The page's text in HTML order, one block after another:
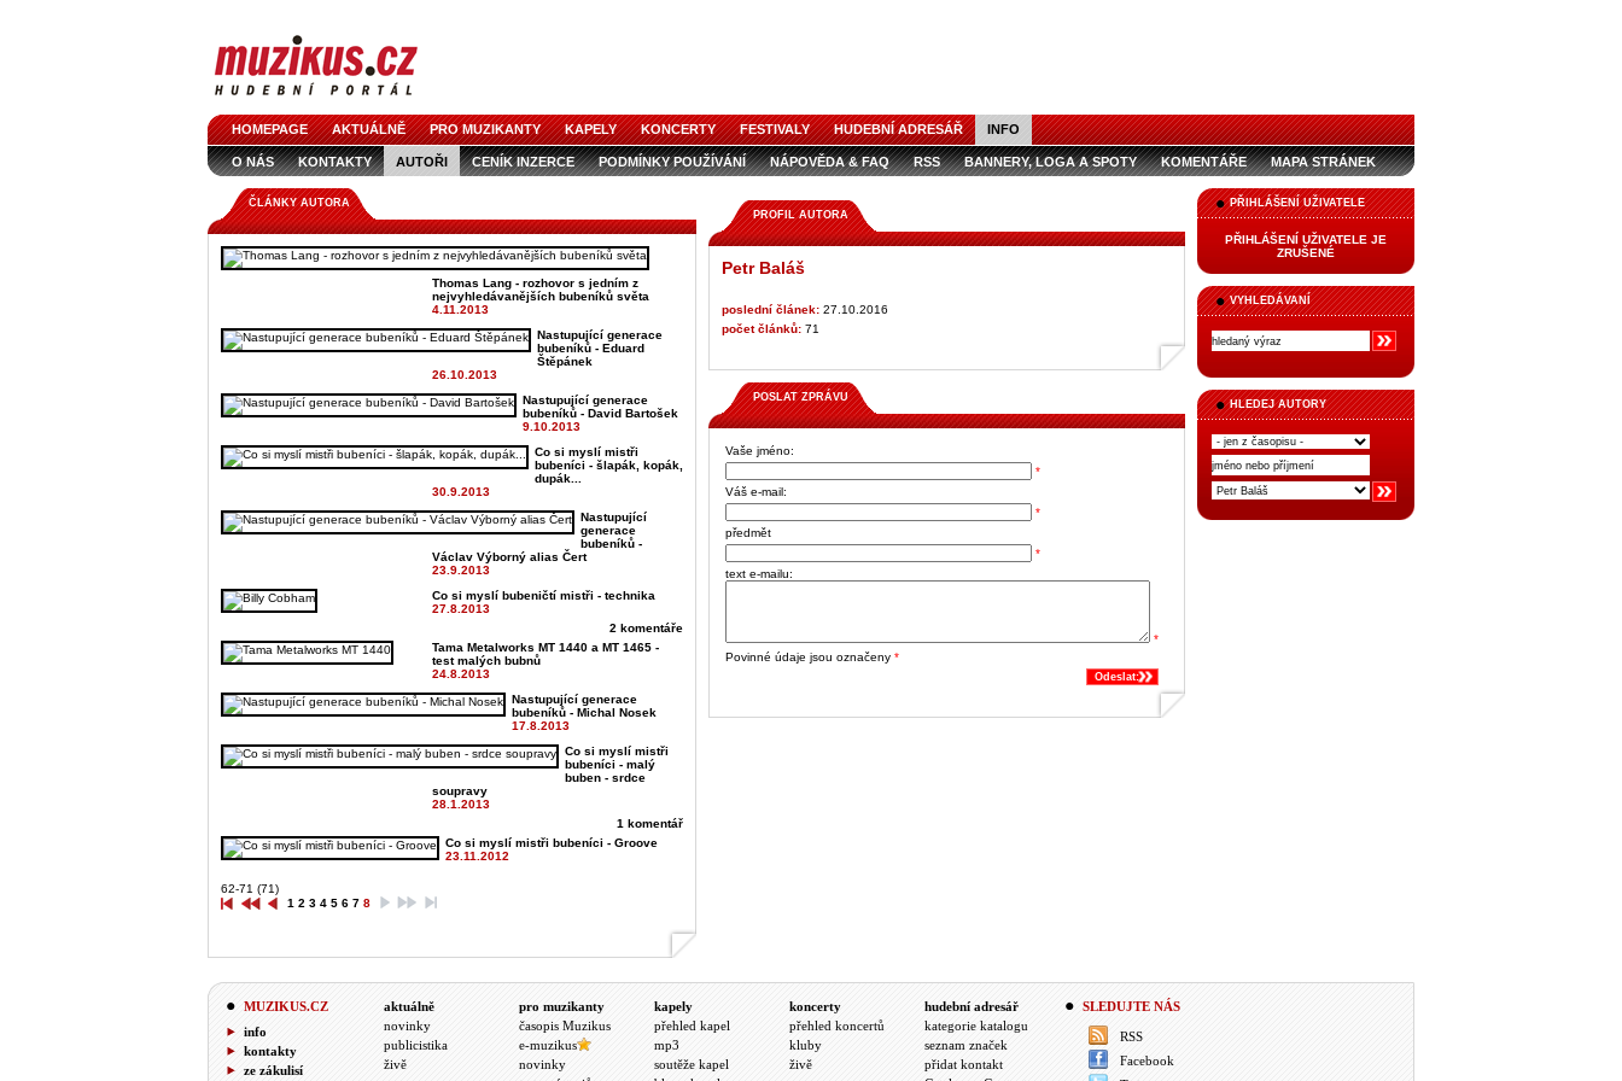
HOMEPAGE AKTUÁLNĚ PRO MUZIKANTY KAPELY KONCERTY FESTIVALY HUDEBNÍ ADRESÁŘ INFO
O NÁS KONTAKTY AUTOŘI CENÍK INZERCE PODMÍNKY POUŽÍVÁNÍ NÁPOVĚDA & FAQ RSS BANNERY, LOGA A SPOTY KOMENTÁŘE MAPA STRÁNEK
LOGO KE STAŽENÍ
PŘIHLÁŠENÍ UŽIVATELE
PŘIHLÁŠENÍ UŽIVATELE JE
ZRUŠENÉ
VYHLEDÁVANÍ
HLEDEJ AUTORY
ČLÁNKY AUTORA
Thomas Lang - rozhovor s jedním z
nejvyhledávanějších bubeníků světa
4.11.2013
Nastupující generace
bubeníků - Eduard
Štěpánek
26.10.2013
Nastupující generace
bubeníků - David Bartošek
9.10.2013
Co si myslí mistři
bubeníci - šlapák, kopák,
dupák...
30.9.2013
Nastupující
generace
bubeníků -
Václav Výborný alias Čert
23.9.2013
Co si myslí bubeničtí mistři - technika
27.8.2013
2 komentáře
Tama Metalworks MT 1440 a MT 1465 -
test malých bubnů
24.8.2013
Nastupující generace
bubeníků - Michal Nosek
17.8.2013
Co si myslí mistři
bubeníci - malý
buben - srdce
soupravy
28.1.2013
1 komentář
Co si myslí mistři bubeníci - Groove
23.11.2012
62-71 (71)
1 2 3 4 5 6 7 8
PROFIL AUTORA
Petr Baláš
poslední článek: 27.10.2016
počet článků: 71
POSLAT ZPRÁVU
Vaše jméno:
*
Váš e-mail:
*
předmět
*
text e-mailu:
*
Povinné údaje jsou označeny *
Odeslat:
MUZIKUS.CZ
info
kontakty
ze zákulisí
aktuálně
novinky
publicistika
živě
pro muzikanty
časopis Muzikus
e-muzikus
novinky
kapely
přehled kapel
mp3
soutěže kapel
koncerty
přehled koncertů
kluby
živě
hudební adresář
kategorie katalogu
seznam značek
přidat kontakt
SLEDUJTE NÁS
RSS
Facebook